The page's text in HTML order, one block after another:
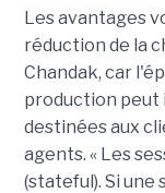
Les avantages
réduction de la
Chandak, car
production
destinées aux
agents. « Les
(stateful). Si une